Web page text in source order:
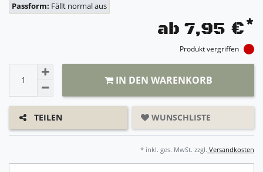
Passform: Fällt normal aus
ab 7,95 €*
Produkt vergriffen
IN DEN WARENKORB
TEILEN WUNSCHLISTE
* inkl. ges. MwSt. zzgl. Versandkosten